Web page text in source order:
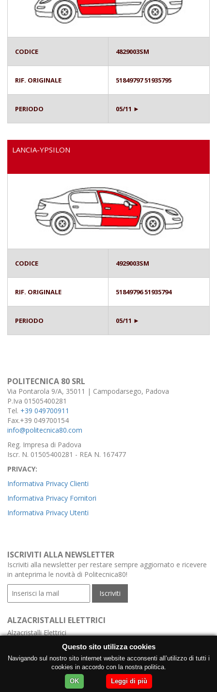
CODICE 4829003SM
RIF. ORIGINALE 51849797 51935795
PERIODO 05/11 ►
LANCIA-YPSILON
CODICE 4929003SM
RIF. ORIGINALE 51849796 51935794
PERIODO 05/11 ►
POLITECNICA 80 SRL
Via Pontarola 9/A, 35011 | Campodarsego, Padova
P.Iva 01505400281
Tel. +39 049700911
Fax.+39 049700154
info@politecnica80.com
Reg. Impresa di Padova
Iscr. N. 01505400281 - REA N. 167477
PRIVACY:
Informativa Privacy Clienti
Informativa Privacy Fornitori
Informativa Privacy Utenti
ISCRIVITI ALLA NEWSLETTER
Iscriviti alla newsletter per restare sempre aggiornato e ricevere
in anteprima le novità di Politecnica80!
ALZACRISTALLI ELETTRICI
Alzacristalli Elettrici
Alzacristalli Elettrici Meccanismo
Alzacristalli Elettrici con Centralina
Produzione Alzacristalli Elettrici con Motore
Questo sito utilizza cookies
Navigando sul nostro sito internet website acconsenti all’utilizzo di tutti i
cookies in accordo con la nostra politica.
OK
Leggi di più